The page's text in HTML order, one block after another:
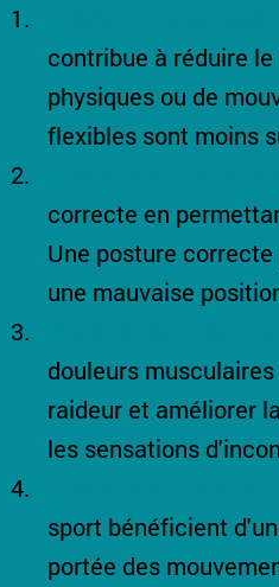
contribue à réduire
physiques ou de
flexibles sont moins
correcte en
Une posture
une mauvaise
douleurs
raideur et améliorer
les sensations
sport bénéficient
portée des